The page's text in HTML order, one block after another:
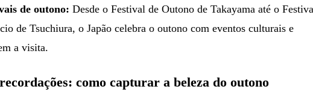
de outono: Desde o Festival de Outono de Takayama até o
de Tsuchiura, o Japão celebra o outono com eventos culturais e
a visita.
como capturar a beleza do outono